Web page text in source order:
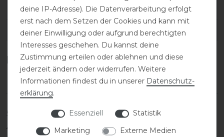
SKU:PIK-172100-380-290-35/35-40
EAN:4060795176591
Kundenrezensionen (0)
5
0
4
0
deine IP-Adresse). Die Datenverarbeitung erfolgt
erst nach dem Setzen der Cookies und kann mit
deiner Einwilligung oder aufgrund berechtigten
Interesses geschehen. Du kannst deine
Zustimmung erteilen oder ablehnen und diese
jederzeit ändern oder widerrufen. Weitere
Informationen findest du in unserer Daten­schutz­
erklärung.
Essenziell
Statistik
Marketing
Externe Medien